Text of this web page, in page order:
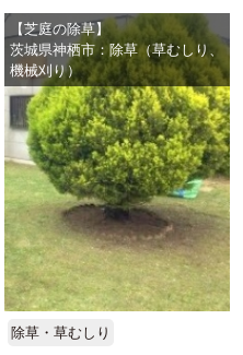
【芝庭の除草】
茨城県神栖市：除草（草むしり、
機械刈り）
除草・草むしり